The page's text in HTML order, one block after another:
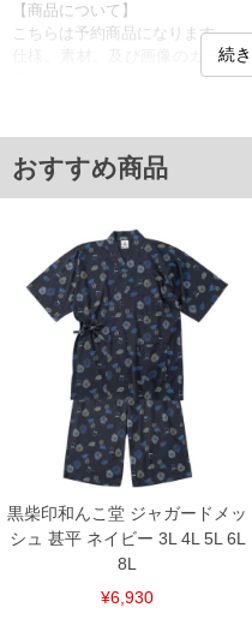
【商品について】
こちらは予約商品になります。
仕様、素材、及び画像のカラー
■サイズ表
サイズ/バスト/総丈/裾周り/肩幅/袖
5L/170/94/170/85/44
単位はcm
※【返品交換について】
返品交換希望の方は、商品到着後1週間
下着(肌着)やワイシャツは商品の性質
ご了承くださいませ。
※【ボトムの裾上げをご希望の場合】
裾上げ料金は500円+税となります。
備考欄に股下●cmとご記入下さい。（
上の品が対象。1本5,999円以下の商品
出荷まで約1週間～20日間程お時間を頂
尚、裾上げした商品は返品・交換不可
一部、お直しに対応出来ない商品がご
いている、極端なデザインが施されてい
※商品によって若干のサイズの誤差が
ンピュータ画面）によって、商品の色
※当店での掲載商品は、実店鋪と在庫
続
おすすめ商品
黒柴印和んこ堂 ジャガードメッ
シュ 甚平 ネイビー 3L 4L 5L 6L
8L
¥6,930